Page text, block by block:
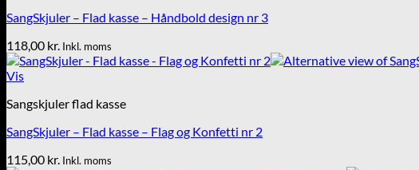
SangSkjuler – Flad kasse – Håndbold design nr 3
118,00 kr. Inkl. moms
Vis
Sangskjuler flad kasse
SangSkjuler – Flad kasse – Flag og Konfetti nr 2
115,00 kr. Inkl. moms